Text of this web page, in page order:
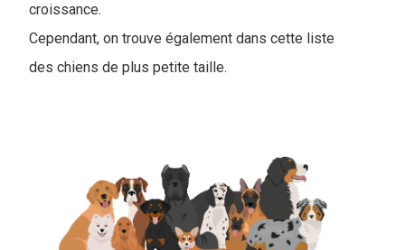
croissance.
Cependant, on trouve également dans cette liste
des chiens de plus petite taille.